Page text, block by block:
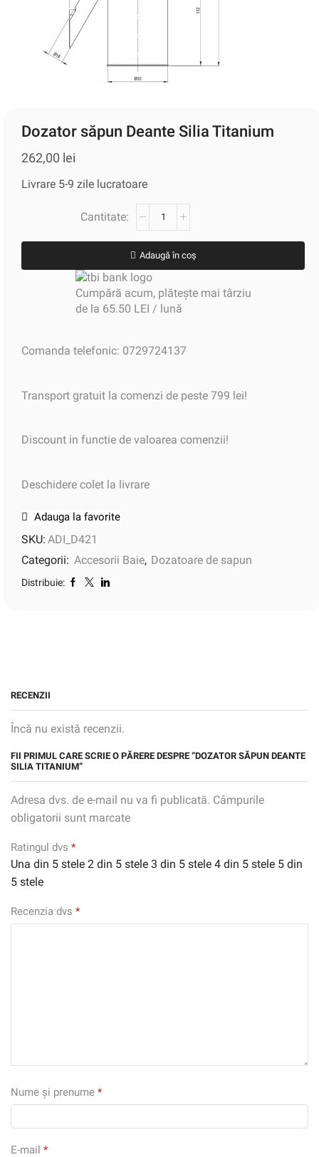
Dozator săpun Deante Silia Titanium
262,00 lei
Livrare 5-9 zile lucratoare
Adaugă în coș
Cumpără acum, plătește mai târziu
de la 65.50 LEI / lună
Comanda telefonic: 0729724137
Transport gratuit la comenzi de peste 799 lei!
Discount in functie de valoarea comenzii!
Deschidere colet la livrare
Adauga la favorite
SKU: ADI_D421
Categorii: Accesorii Baie, Dozatoare de sapun
Distribuie:
RECENZII
Încă nu există recenzii.
FII PRIMUL CARE SCRIE O PĂRERE DESPRE “DOZATOR SĂPUN DEANTE
SILIA TITANIUM”
Adresa dvs. de e-mail nu va fi publicată. Câmpurile
obligatorii sunt marcate
Ratingul dvs *
Una din 5 stele 2 din 5 stele 3 din 5 stele 4 din 5 stele 5 din
5 stele
Recenzia dvs *
Nume și prenume *
E-mail *